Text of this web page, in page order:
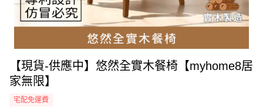
【現貨-供應中】悠然全實木餐椅【myhome8居
家無限】
宅配免運費